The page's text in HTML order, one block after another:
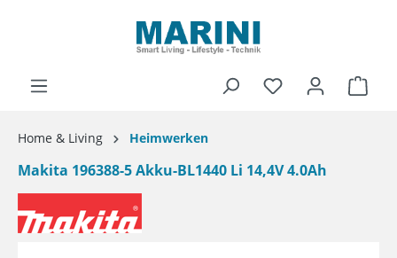
Home & Living Heimwerken
Makita 196388-5 Akku-BL1440 Li 14,4V 4.0Ah